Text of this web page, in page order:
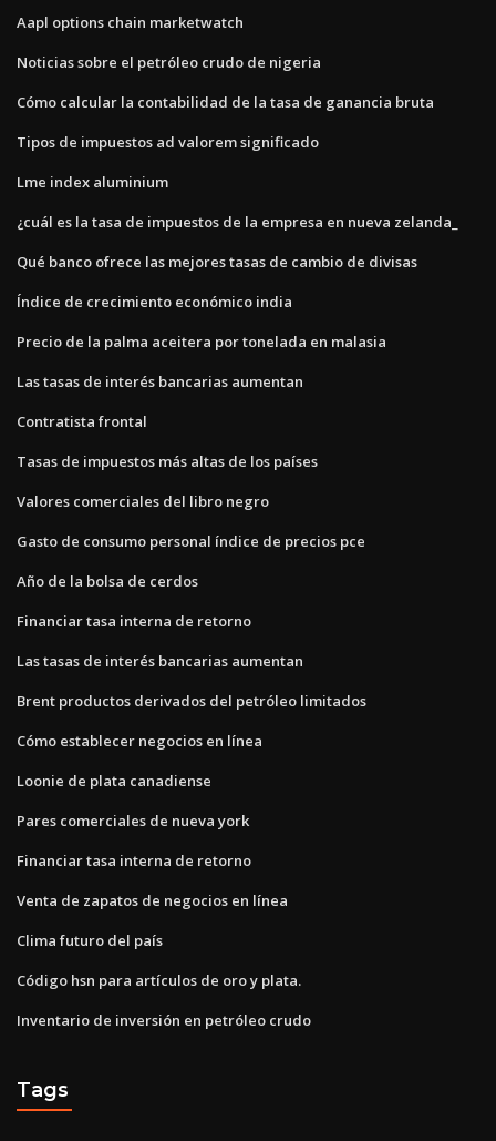
Aapl options chain marketwatch
Noticias sobre el petróleo crudo de nigeria
Cómo calcular la contabilidad de la tasa de ganancia bruta
Tipos de impuestos ad valorem significado
Lme index aluminium
¿cuál es la tasa de impuestos de la empresa en nueva zelanda_
Qué banco ofrece las mejores tasas de cambio de divisas
Índice de crecimiento económico india
Precio de la palma aceitera por tonelada en malasia
Las tasas de interés bancarias aumentan
Contratista frontal
Tasas de impuestos más altas de los países
Valores comerciales del libro negro
Gasto de consumo personal índice de precios pce
Año de la bolsa de cerdos
Financiar tasa interna de retorno
Las tasas de interés bancarias aumentan
Brent productos derivados del petróleo limitados
Cómo establecer negocios en línea
Loonie de plata canadiense
Pares comerciales de nueva york
Financiar tasa interna de retorno
Venta de zapatos de negocios en línea
Clima futuro del país
Código hsn para artículos de oro y plata.
Inventario de inversión en petróleo crudo
Tags